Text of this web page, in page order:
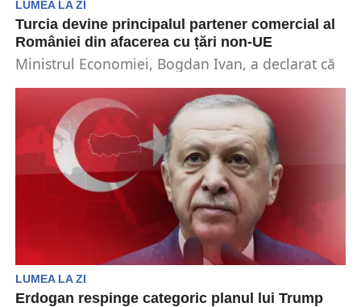
LUMEA LA ZI
Turcia devine principalul partener comercial al
României din afacerea cu țări non-UE
Ministrul Economiei, Bogdan Ivan, a declarat că
României...
LUMEA LA ZI
Erdogan respinge categoric planul lui Trump